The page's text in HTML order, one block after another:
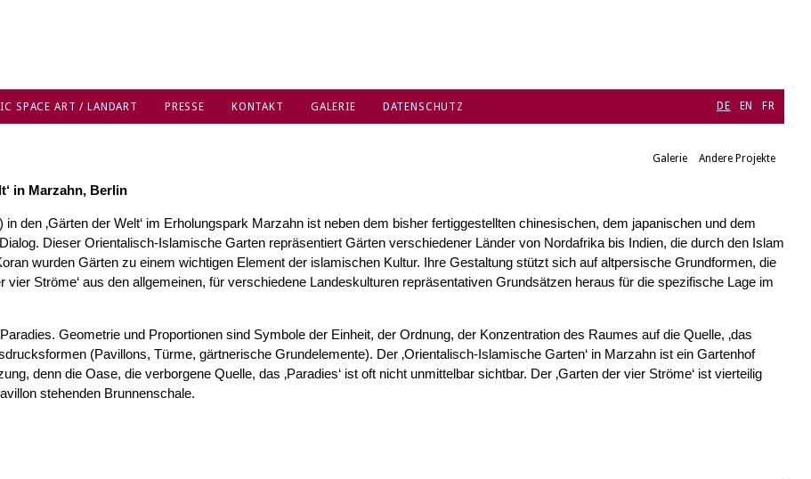
SPACE ART / LANDART PRESSE KONTAKT GALERIE DATENSCHUTZ DE EN FR
Galerie Andere Projekte
in Marzahn, Berlin
in den ‚Gärten der Welt‘ im Erholungspark Marzahn ist neben dem bisher fertiggestellten chinesischen, dem japanischen und dem
Dieser Orientalisch-Islamische Garten repräsentiert Gärten verschiedener Länder von Nordafrika bis Indien, die durch den Islam
wurden Gärten zu einem wichtigen Element der islamischen Kultur. Ihre Gestaltung stützt sich auf altpersische Grundformen, die
vier Ströme‘ aus den allgemeinen, für verschiedene Landeskulturen repräsentativen Grundsätzen heraus für die spezifische Lage im
Geometrie und Proportionen sind Symbole der Einheit, der Ordnung, der Konzentration des Raumes auf die Quelle, ‚das
(Pavillons, Türme, gärtnerische Grundelemente). Der ‚Orientalisch-Islamische Garten‘ in Marzahn ist ein Gartenhof
denn die Oase, die verborgene Quelle, das ‚Paradies‘ ist oft nicht unmittelbar sichtbar. Der ‚Garten der vier Ströme‘ ist vierteilig
stehenden Brunnenschale.